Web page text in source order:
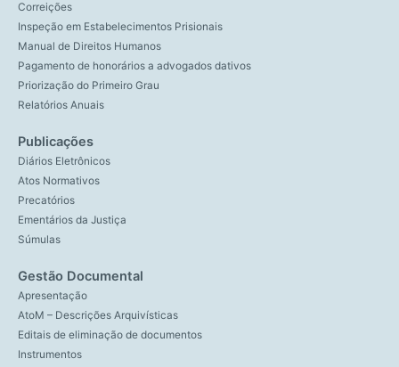
Correições
Inspeção em Estabelecimentos Prisionais
Manual de Direitos Humanos
Pagamento de honorários a advogados dativos
Priorização do Primeiro Grau
Relatórios Anuais
Publicações
Diários Eletrônicos
Atos Normativos
Precatórios
Ementários da Justiça
Súmulas
Gestão Documental
Apresentação
AtoM – Descrições Arquivísticas
Editais de eliminação de documentos
Instrumentos